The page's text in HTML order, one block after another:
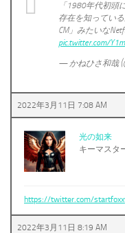
「1980年代初頭
存在を知ってい
CM」みたいな
pic.twitter.com/
— かねひさ和哉
2022年3月11日 7:08 AM
光の如来
キーマスタ
https://twitter.com/
2022年3月11日 8:19 AM